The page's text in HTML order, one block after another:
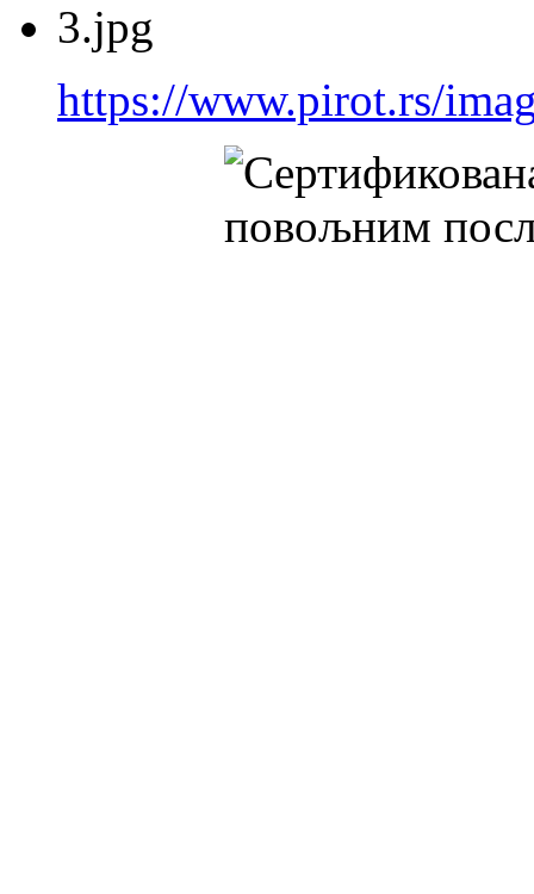
3.jpg
https://www.pirot.rs/